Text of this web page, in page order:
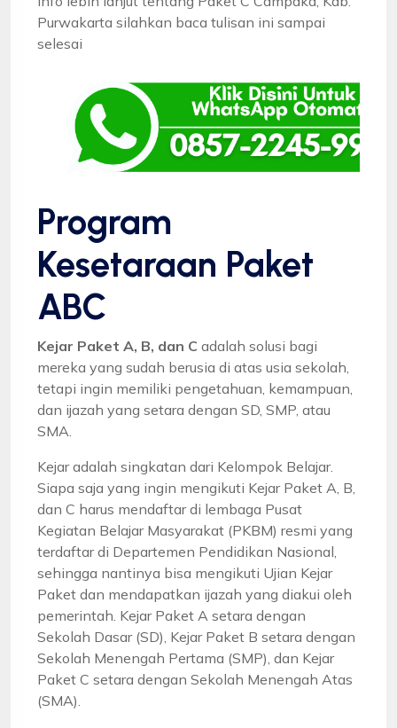
Purwakarta silahkan baca tulisan ini sampai
selesai
Program
Kesetaraan Paket
ABC
Kejar Paket A, B, dan C adalah solusi bagi
mereka yang sudah berusia di atas usia sekolah,
tetapi ingin memiliki pengetahuan, kemampuan,
dan ijazah yang setara dengan SD, SMP, atau
SMA.
Kejar adalah singkatan dari Kelompok Belajar.
Siapa saja yang ingin mengikuti Kejar Paket A, B,
dan C harus mendaftar di lembaga Pusat
Kegiatan Belajar Masyarakat (PKBM) resmi yang
terdaftar di Departemen Pendidikan Nasional,
sehingga nantinya bisa mengikuti Ujian Kejar
Paket dan mendapatkan ijazah yang diakui oleh
pemerintah. Kejar Paket A setara dengan
Sekolah Dasar (SD), Kejar Paket B setara dengan
Sekolah Menengah Pertama (SMP), dan Kejar
Paket C setara dengan Sekolah Menengah Atas
(SMA).